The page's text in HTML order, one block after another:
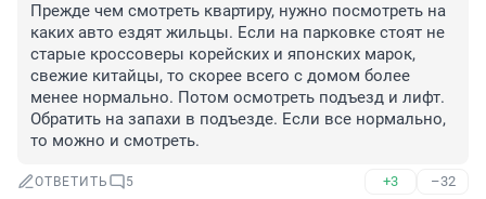
Прежде чем смотреть квартиру, нужно посмотреть на
каких авто ездят жильцы. Если на парковке стоят не
старые кроссоверы корейских и японских марок,
свежие китайцы, то скорее всего с домом более
менее нормально. Потом осмотреть подъезд и лифт.
Обратить на запахи в подъезде. Если все нормально,
то можно и смотреть.
ОТВЕТИТЬ 5 +3 –32